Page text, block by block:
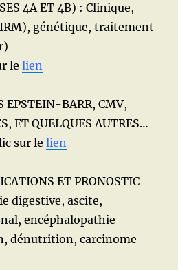
4A ET 4B) : Clinique,
génétique, traitement
lelien
EPSTEIN-BARR, CMV,
ET QUELQUES AUTRES…
sur lelien
ET PRONOSTIC
digestive, ascite,
encéphalopathie
dénutrition, carcinome